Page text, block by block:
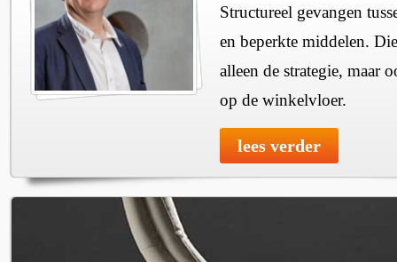
Structureel gevangen
en beperkte middelen.
alleen de strategie, maar
op de winkelvloer.
lees verder